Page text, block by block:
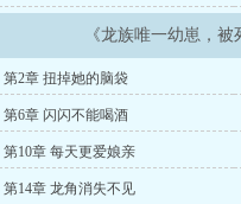
《龙族唯一幼崽，
第2章 扭掉她的脑袋
第6章 闪闪不能喝酒
第10章 每天更爱娘亲
第14章 龙角消失不见